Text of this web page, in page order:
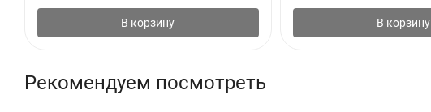
В корзину В корзину
Рекомендуем посмотреть